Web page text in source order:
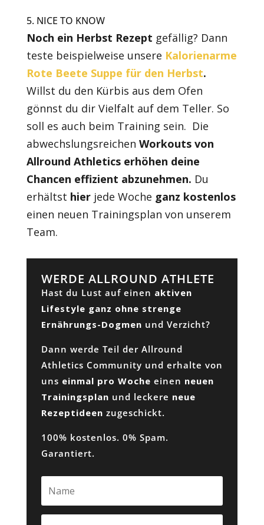
5. NICE TO KNOW
Noch ein Herbst Rezept gefällig? Dann
teste beispielweise unsere Kalorienarme
Rote Beete Suppe für den Herbst.
Willst du den Kürbis aus dem Ofen
gönnst du dir Vielfalt auf dem Teller. So
soll es auch beim Training sein. Die
abwechslungsreichen Workouts von
Allround Athletics erhöhen deine
Chancen effizient abzunehmen. Du
erhältst hierjede Woche ganz kostenlos
einen neuen Trainingsplan von unserem
Team.
WERDE ALLROUND ATHLETE
Hast du Lust auf einen aktiven
Lifestyle ganz ohne strenge
Ernährungs-Dogmen und Verzicht?
Dann werde Teil der Allround
Athletics Community und erhalte von
uns einmal pro Woche einen neuen
Trainingsplan und leckere neue
Rezeptideen zugeschickt.
100% kostenlos. 0% Spam.
Garantiert.